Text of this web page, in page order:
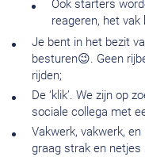
Ook starters
reageren, het vak
Je bent in het bezit
besturen😉. Geen
rijden;
De ‘klik’. We zijn op
sociale collega met
Vakwerk, vakwerk,
graag strak en netjes